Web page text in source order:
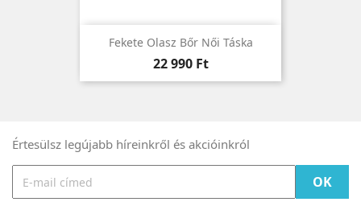
Fekete Olasz Bőr Női Táska
Ár
22 990 Ft
Értesülsz legújabb híreinkről és akcióinkról